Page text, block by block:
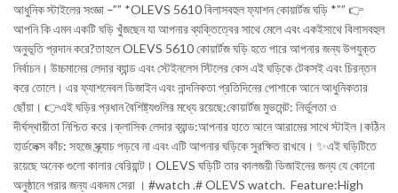
আধুনিক স্টাইলের সংজ্ঞা –”” *OLEVS 5610 বিলাসবহুল ফ্যাশন কোয়ার্টজ ঘড়ি *”” 👉
আপনি কি এমন একটি ঘড়ি খুঁজছেন যা আপনার ব্যক্তিত্বের সাথে মেলে এবং একইসাথে বিলাসবহুল
অনুভূতি প্রদান করে?তাহলে OLEVS 5610 কোয়ার্টজ ঘড়ি হতে পারে আপনার জন্য উপযুক্ত
নির্বাচন। উচ্চমানের লেদার ব্যান্ড এবং স্টেইনলেস স্টিলের কেস এই ঘড়িকে টেকসই এবং চিরন্তন
করে তোলে। এর ফ্যাশনেবল ডিজাইন এবং নান্দনিকতা প্রতিদিনের পোশাকে আনে আধুনিকতার
ছোঁয়া। 👉এই ঘড়ির প্রধান বৈশিষ্ট্যগুলির মধ্যে রয়েছে:কোয়ার্টজ মুভমেন্ট: নির্ভুলতা ও
দীর্ঘস্থায়ীতা নিশ্চিত করে।ক্লাসিক লেদার ব্যান্ড:আপনার হাতে আনে আরামের সাথে স্টাইল।কঠিন
হার্ডলেক্স কাঁচ: সহজে স্ক্র্যাচ পড়বে না এবং এটি আপনার ঘড়িকে সুরক্ষিত রাখবে। ✨এই ঘড়িটিতে
রয়েছে অনেক গুলো কালার বেরিয়ান্ট। OLEVS ঘড়িটি তার কালজয়ী ডিজাইনের জন্য যে কোনো
অনুষ্ঠানে পরার জন্য একদম সেরা । #watch .# OLEVS watch. Feature:High